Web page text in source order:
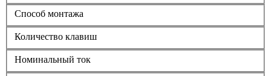
Способ монтажа
Количество клавиш
Номинальный ток